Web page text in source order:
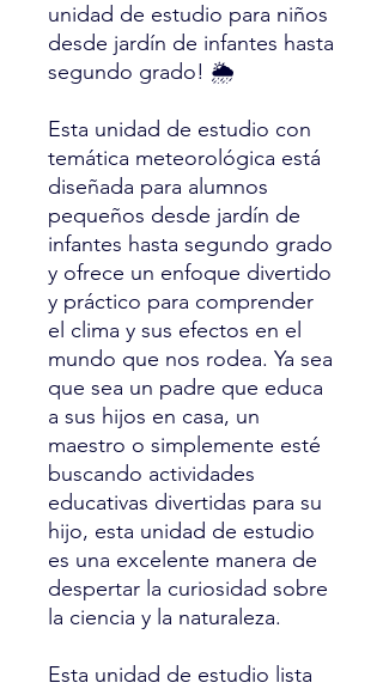
unidad de estudio para niños
desde jardín de infantes hasta
segundo grado! 🌦️
Esta unidad de estudio con
temática meteorológica está
diseñada para alumnos
pequeños desde jardín de
infantes hasta segundo grado
y ofrece un enfoque divertido
y práctico para comprender
el clima y sus efectos en el
mundo que nos rodea. Ya sea
que sea un padre que educa
a sus hijos en casa, un
maestro o simplemente esté
buscando actividades
educativas divertidas para su
hijo, esta unidad de estudio
es una excelente manera de
despertar la curiosidad sobre
la ciencia y la naturaleza.
Esta unidad de estudio lista